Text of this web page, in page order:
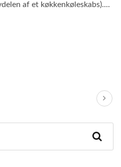
af et køkkenkøleskabs)....